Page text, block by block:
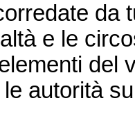
da
e le
del
autorità